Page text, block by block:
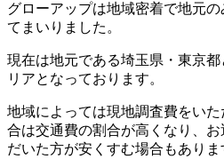
グローアップは地域密着で地元
てまいりました。
現在は地元である埼玉県・東京
リアとなっております。
地域によっては現地調査費をい
合は交通費の割合が高くなり、
だいた方が安くすむ場合もありま